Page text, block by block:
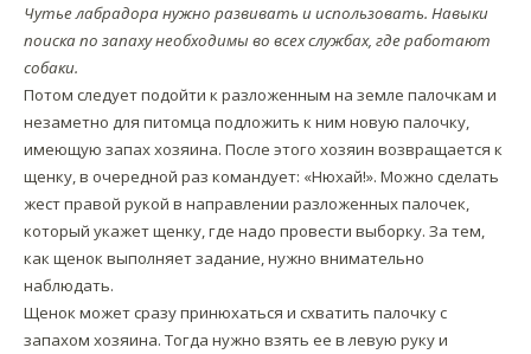
Чутье лабрадора нужно развивать и использовать. Навыки
поиска по запаху необходимы во всех службах, где работают
собаки.
Потом следует подойти к разложенным на земле палочкам и
незаметно для питомца подложить к ним новую палочку,
имеющую запах хозяина. После этого хозяин возвращается к
щенку, в очередной раз командует: «Нюхай!». Можно сделать
жест правой рукой в направлении разложенных палочек,
который укажет щенку, где надо провести выборку. За тем,
как щенок выполняет задание, нужно внимательно
наблюдать.
Щенок может сразу принюхаться и схватить палочку с
запахом хозяина. Тогда нужно взять ее в левую руку и